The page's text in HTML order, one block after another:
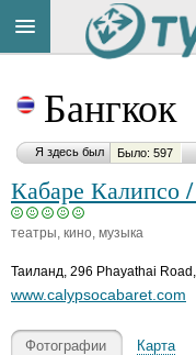
Бангкок
Я здесь был Было: 597
Кабаре Калипсо
театры, кино, музыка
Таиланд, 296 Phayathai
www.calypsocabaret.com
Фотографии Карта
на
сайте:
Button